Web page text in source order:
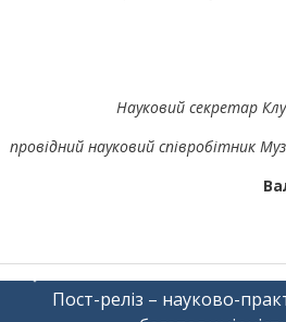
Науковий секретар
провідний науковий співробітник
Пост-реліз – науково-